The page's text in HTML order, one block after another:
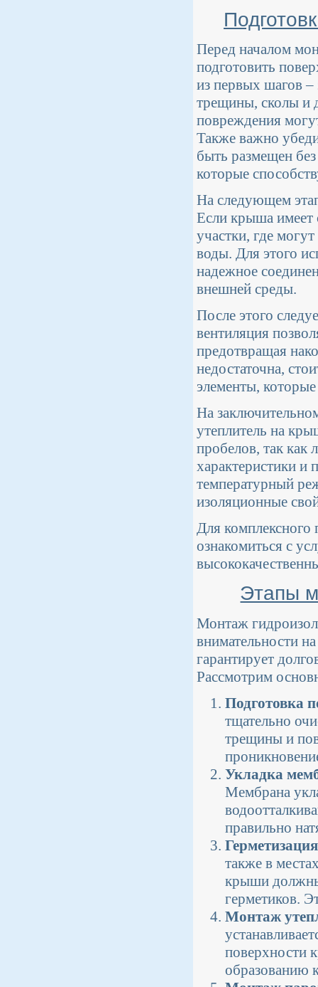
Перед началом
подготовить
из первых шагов
трещины, сколы и
повреждения
Также важно
быть размещен
которые
На следующем
Если крыша имеет
участки, где
воды. Для этого
надежное
внешней среды.
После этого
вентиляция
предотвращая
недостаточна,
элементы,
На
утеплитель на
пробелов, так как
характеристики и
температурный
изоляционные
Для комплексного
ознакомиться с
Этапы
Монтаж
внимательности
гарантирует
Рассмотрим
Подготовка
тщательно
трещины и
Укладка
Мембрана
правильно
также в
крыши
герметиков.
Монтаж
поверхности
образованию